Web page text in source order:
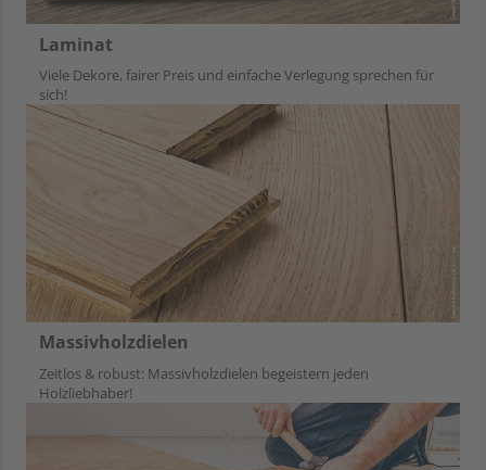
Laminat
Viele Dekore, fairer Preis und einfache Verlegung sprechen für
sich!
Massivholzdielen
Zeitlos & robust: Massivholzdielen begeistern jeden
Holzliebhaber!